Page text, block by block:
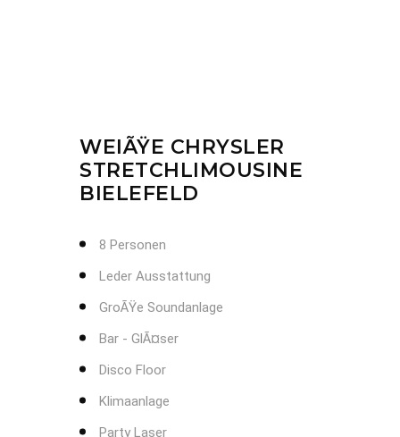
WEIÃŸE CHRYSLER
STRETCHLIMOUSINE
BIELEFELD
8 Personen
Leder Ausstattung
GroÃŸe Soundanlage
Bar - GlÃ¤ser
Disco Floor
Klimaanlage
Party Laser